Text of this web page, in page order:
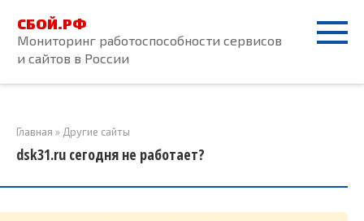
контенту
СБОЙ.РФ
Мониторинг работоспособности сервисов
и сайтов в России
Главная » Другие сайты
dsk31.ru сегодня не работает?